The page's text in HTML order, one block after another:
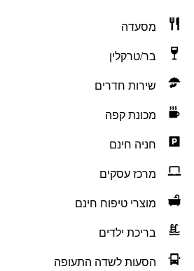
מסעדה
בר/טרקלין
שירות חדרים
מכונת קפה
חניה חינם
מרכז עסקים
מוצרי טיפוח חינם
בריכת ילדים
הסעות לשדה התעופה